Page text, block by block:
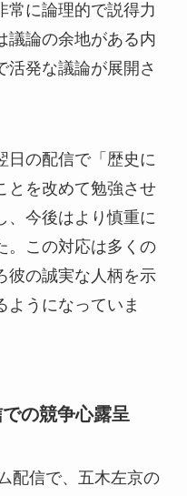
常に論理的で説得力
議論の余地がある内
活発な議論が展開さ
日の配信で「歴史に
とを改めて勉強させ
、今後はより慎重に
。この対応は多くの
彼の誠実な人柄を示
ようになっていま
の競争心露呈
配信で、五木左京の